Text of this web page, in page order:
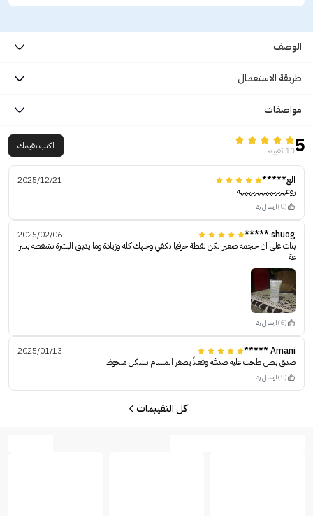
الوصف
طريقة الاستعمال
مواصفات
510 تقييم اكتب تقيمك
الع*****
2025/12/21
روعهههههههههههه
(0) ارسال رد
shuog *****
2025/02/06
بنات على ان حجمه صغير لكن نقطة حرفيا تكفي وجهك كله وزيادة وما يدبق البشرة تشفطه بسر
عة
(6) ارسال رد
Amani *****
2025/01/13
صدق بطل طحت عليه صدفه وفعلاً يصغر المسام بشكل ملحوظ
(5) ارسال رد
كل التقييمات